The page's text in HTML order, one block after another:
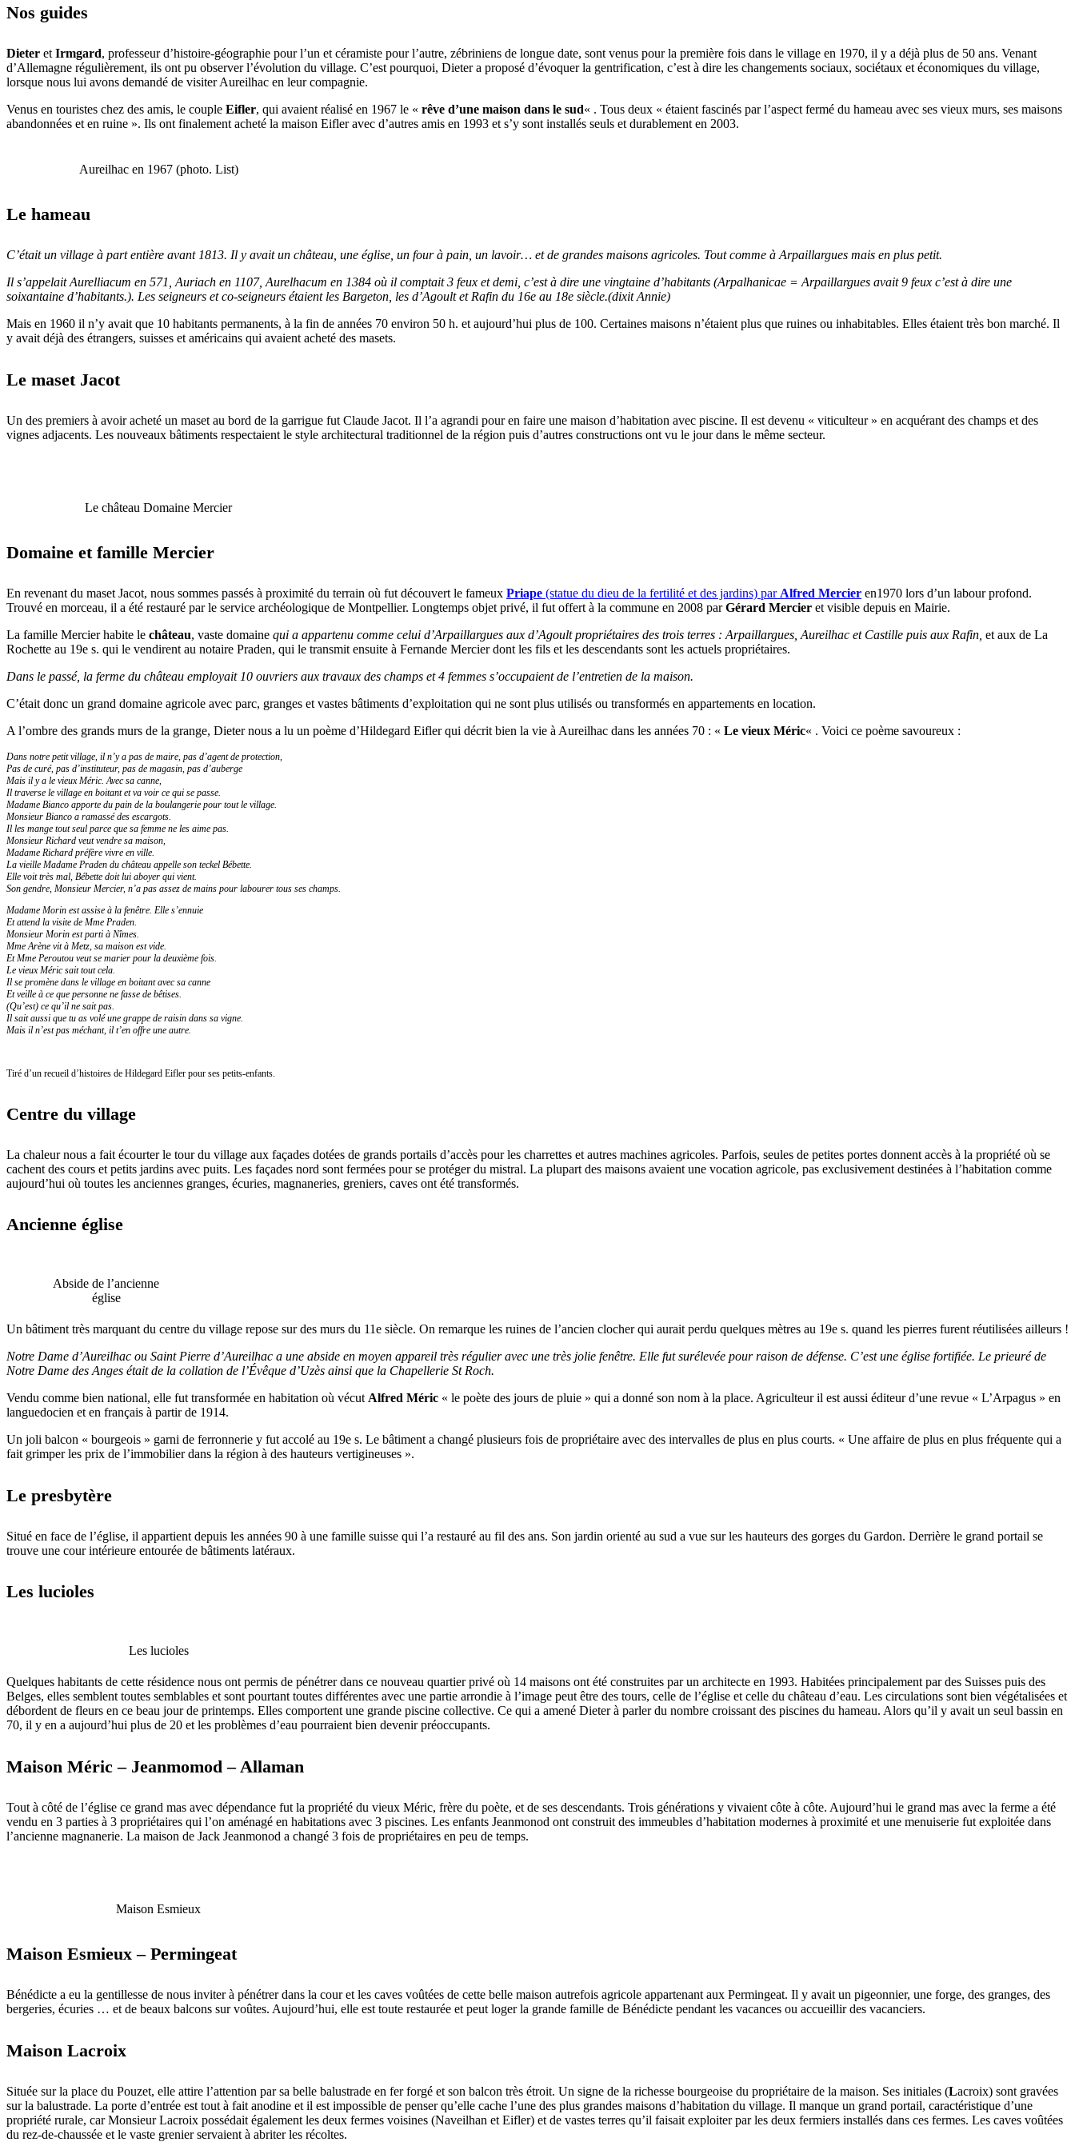
Nos guides
Dieter et Irmgard, professeur d’histoire-géographie pour l’un et céramiste pour l’autre, zébriniens de longue date, sont venus pour la première fois dans le village en 1970, il y a déjà plus de 50 ans. Venant
d’Allemagne régulièrement, ils ont pu observer l’évolution du village. C’est pourquoi, Dieter a proposé d’évoquer la gentrification, c’est à dire les changements sociaux, sociétaux et économiques du village,
lorsque nous lui avons demandé de visiter Aureilhac en leur compagnie.
Venus en touristes chez des amis, le couple Eifler, qui avaient réalisé en 1967 le « rêve d’une maison dans le sud« . Tous deux « étaient fascinés par l’aspect fermé du hameau avec ses vieux murs, ses maisons
abandonnées et en ruine ». Ils ont finalement acheté la maison Eifler avec d’autres amis en 1993 et s’y sont installés seuls et durablement en 2003.
Aureilhac en 1967 (photo. List)
Le hameau
C’était un village à part entière avant 1813. Il y avait un château, une église, un four à pain, un lavoir… et de grandes maisons agricoles. Tout comme à Arpaillargues mais en plus petit.
Il s’appelait Aurelliacum en 571, Auriach en 1107, Aurelhacum en 1384 où il comptait 3 feux et demi, c’est à dire une vingtaine d’habitants (Arpalhanicae = Arpaillargues avait 9 feux c’est à dire une
soixantaine d’habitants.). Les seigneurs et co-seigneurs étaient les Bargeton, les d’Agoult et Rafin du 16e au 18e siècle.(dixit Annie)
Mais en 1960 il n’y avait que 10 habitants permanents, à la fin de années 70 environ 50 h. et aujourd’hui plus de 100. Certaines maisons n’étaient plus que ruines ou inhabitables. Elles étaient très bon marché. Il
y avait déjà des étrangers, suisses et américains qui avaient acheté des masets.
Le maset Jacot
Un des premiers à avoir acheté un maset au bord de la garrigue fut Claude Jacot. Il l’a agrandi pour en faire une maison d’habitation avec piscine. Il est devenu « viticulteur » en acquérant des champs et des
vignes adjacents. Les nouveaux bâtiments respectaient le style architectural traditionnel de la région puis d’autres constructions ont vu le jour dans le même secteur.
Le château Domaine Mercier
Domaine et famille Mercier
En revenant du maset Jacot, nous sommes passés à proximité du terrain où fut découvert le fameux Priape (statue du dieu de la fertilité et des jardins) parAlfred Mercier en1970 lors d’un labour profond.
Trouvé en morceau, il a été restauré par le service archéologique de Montpellier. Longtemps objet privé, il fut offert à la commune en 2008 parGérard Mercier et visible depuis en Mairie.
La famille Mercier habite le château, vaste domaine qui a appartenu comme celui d’Arpaillargues aux d’Agoult propriétaires des trois terres : Arpaillargues, Aureilhac et Castille puis aux Rafin, et aux de La
Rochette au 19e s. qui le vendirent au notaire Praden, qui le transmit ensuite à Fernande Mercier dont les fils et les descendants sont les actuels propriétaires.
Dans le passé, la ferme du château employait 10 ouvriers aux travaux des champs et 4 femmes s’occupaient de l’entretien de la maison.
C’était donc un grand domaine agricole avec parc, granges et vastes bâtiments d’exploitation qui ne sont plus utilisés ou transformés en appartements en location.
A l’ombre des grands murs de la grange, Dieter nous a lu un poème d’Hildegard Eifler qui décrit bien la vie à Aureilhac dans les années 70 : « Le vieux Méric« . Voici ce poème savoureux :
Dans notre petit village, il n’y a pas de maire, pas d’agent de protection,
Pas de curé, pas d’instituteur, pas de magasin, pas d’auberge
Mais il y a le vieux Méric. Avec sa canne,
Il traverse le village en boitant et va voir ce qui se passe.
Madame Bianco apporte du pain de la boulangerie pour tout le village.
Monsieur Bianco a ramassé des escargots.
Il les mange tout seul parce que sa femme ne les aime pas.
Monsieur Richard veut vendre sa maison,
Madame Richard préfère vivre en ville.
La vieille Madame Praden du château appelle son teckel Bébette.
Elle voit très mal, Bébette doit lui aboyer qui vient.
Son gendre, Monsieur Mercier, n’a pas assez de mains pour labourer tous ses champs.
Madame Morin est assise à la fenêtre. Elle s’ennuie
Et attend la visite de Mme Praden.
Monsieur Morin est parti à Nîmes.
Mme Arène vit à Metz, sa maison est vide.
Et Mme Peroutou veut se marier pour la deuxième fois.
Le vieux Méric sait tout cela.
Il se promène dans le village en boitant avec sa canne
Et veille à ce que personne ne fasse de bêtises.
(Qu’est) ce qu’il ne sait pas.
Il sait aussi que tu as volé une grappe de raisin dans sa vigne.
Mais il n’est pas méchant, il t’en offre une autre.
Tiré d’un recueil d’histoires de Hildegard Eifler pour ses petits-enfants.
Centre du village
La chaleur nous a fait écourter le tour du village aux façades dotées de grands portails d’accès pour les charrettes et autres machines agricoles. Parfois, seules de petites portes donnent accès à la propriété où se
cachent des cours et petits jardins avec puits. Les façades nord sont fermées pour se protéger du mistral. La plupart des maisons avaient une vocation agricole, pas exclusivement destinées à l’habitation comme
aujourd’hui où toutes les anciennes granges, écuries, magnaneries, greniers, caves ont été transformés.
Ancienne église
Abside de l’ancienne
église
Un bâtiment très marquant du centre du village repose sur des murs du 11e siècle. On remarque les ruines de l’ancien clocher qui aurait perdu quelques mètres au 19e s. quand les pierres furent réutilisées ailleurs !
Notre Dame d’Aureilhac ou Saint Pierre d’Aureilhac a une abside en moyen appareil très régulier avec une très jolie fenêtre. Elle fut surélevée pour raison de défense. C’est une église fortifiée. Le prieuré de
Notre Dame des Anges était de la collation de l’Évêque d’Uzès ainsi que la Chapellerie St Roch.
Vendu comme bien national, elle fut transformée en habitation où vécutAlfred Méric « le poète des jours de pluie » qui a donné son nom à la place. Agriculteur il est aussi éditeur d’une revue « L’Arpagus » en
languedocien et en français à partir de 1914.
Un joli balcon « bourgeois » garni de ferronnerie y fut accolé au 19e s. Le bâtiment a changé plusieurs fois de propriétaire avec des intervalles de plus en plus courts. « Une affaire de plus en plus fréquente qui a
fait grimper les prix de l’immobilier dans la région à des hauteurs vertigineuses ».
Le presbytère
Situé en face de l’église, il appartient depuis les années 90 à une famille suisse qui l’a restauré au fil des ans. Son jardin orienté au sud a vue sur les hauteurs des gorges du Gardon. Derrière le grand portail se
trouve une cour intérieure entourée de bâtiments latéraux.
Les lucioles
Les lucioles
Quelques habitants de cette résidence nous ont permis de pénétrer dans ce nouveau quartier privé où 14 maisons ont été construites par un architecte en 1993. Habitées principalement par des Suisses puis des
Belges, elles semblent toutes semblables et sont pourtant toutes différentes avec une partie arrondie à l’image peut être des tours, celle de l’église et celle du château d’eau. Les circulations sont bien végétalisées et
débordent de fleurs en ce beau jour de printemps. Elles comportent une grande piscine collective. Ce qui a amené Dieter à parler du nombre croissant des piscines du hameau. Alors qu’il y avait un seul bassin en
70, il y en a aujourd’hui plus de 20 et les problèmes d’eau pourraient bien devenir préoccupants.
Maison Méric – Jeanmomod – Allaman
Tout à côté de l’église ce grand mas avec dépendance fut la propriété du vieux Méric, frère du poète, et de ses descendants. Trois générations y vivaient côte à côte. Aujourd’hui le grand mas avec la ferme a été
vendu en 3 parties à 3 propriétaires qui l’on aménagé en habitations avec 3 piscines. Les enfants Jeanmonod ont construit des immeubles d’habitation modernes à proximité et une menuiserie fut exploitée dans
l’ancienne magnanerie. La maison de Jack Jeanmonod a changé 3 fois de propriétaires en peu de temps.
Maison Esmieux
Maison Esmieux – Permingeat
Bénédicte a eu la gentillesse de nous inviter à pénétrer dans la cour et les caves voûtées de cette belle maison autrefois agricole appartenant aux Permingeat. Il y avait un pigeonnier, une forge, des granges, des
bergeries, écuries … et de beaux balcons sur voûtes. Aujourd’hui, elle est toute restaurée et peut loger la grande famille de Bénédicte pendant les vacances ou accueillir des vacanciers.
Maison Lacroix
Située sur la place du Pouzet, elle attire l’attention par sa belle balustrade en fer forgé et son balcon très étroit. Un signe de la richesse bourgeoise du propriétaire de la maison. Ses initiales (Lacroix) sont gravées
sur la balustrade. La porte d’entrée est tout à fait anodine et il est impossible de penser qu’elle cache l’une des plus grandes maisons d’habitation du village. Il manque un grand portail, caractéristique d’une
propriété rurale, car Monsieur Lacroix possédait également les deux fermes voisines (Naveilhan et Eifler) et de vastes terres qu’il faisait exploiter par les deux fermiers installés dans ces fermes. Les caves voûtées
du rez-de-chaussée et le vaste grenier servaient à abriter les récoltes.